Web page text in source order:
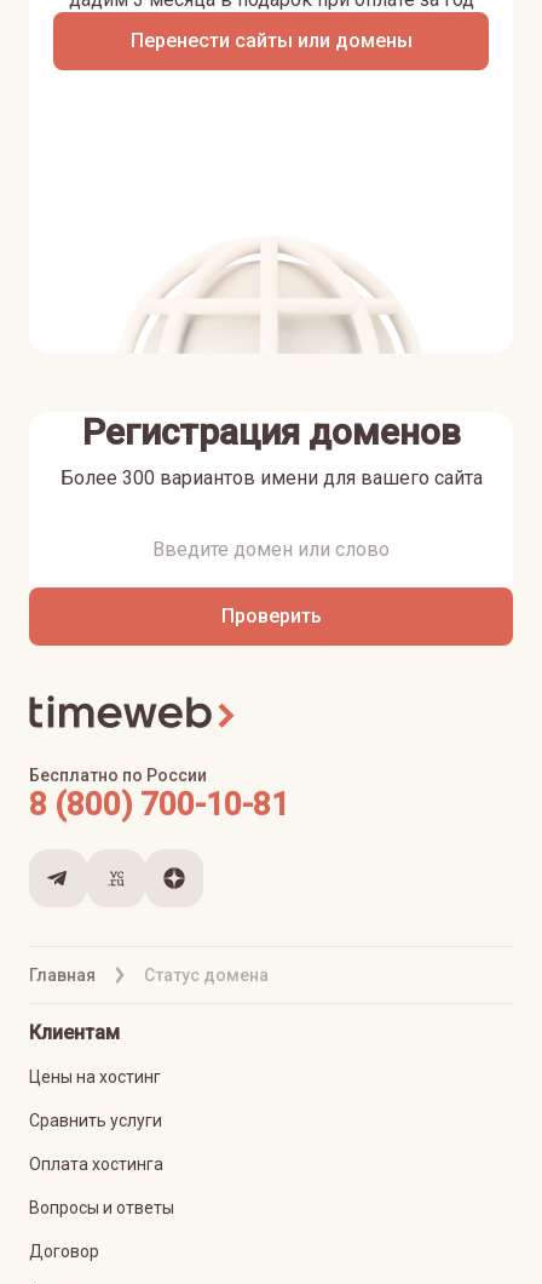
Перенести сайты или домены
Регистрация доменов
Более 300 вариантов имени для вашего сайта
Проверить
Главная Статус домена
Бесплатно по России
8 (800) 700-10-81
Клиентам
Цены на хостинг
Сравнить услуги
Оплата хостинга
Вопросы и ответы
Договор